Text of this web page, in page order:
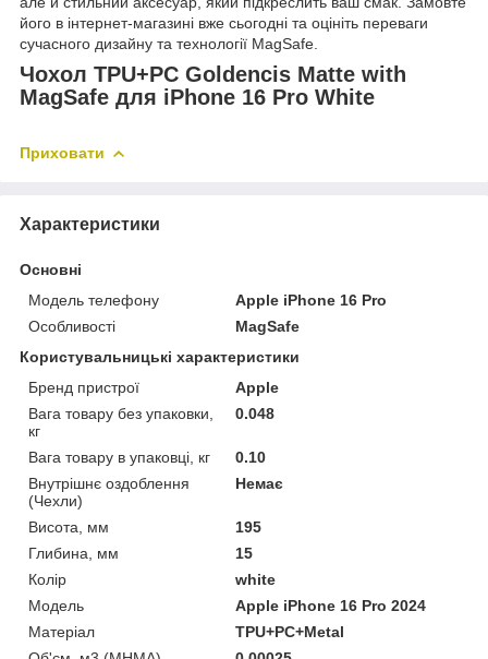
його в інтернет-магазині вже сьогодні та оцініть переваги
сучасного дизайну та технології MagSafe.
Чохол TPU+PC Goldencis Matte with
MagSafe для iPhone 16 Pro White
Приховати
Характеристики
Основні
Модель телефону
Apple iPhone 16 Pro
Особливості
MagSafe
Користувальницькі характеристики
Бренд пристрої
Apple
Вага товару без упаковки,
кг
0.048
Вага товару в упаковці, кг
0.10
Внутрішнє оздоблення
(Чехли)
Немає
Висота, мм
195
Глибина, мм
15
Колір
white
Мoдель
Apple iPhone 16 Pro 2024
Матеріал
TPU+PC+Metal